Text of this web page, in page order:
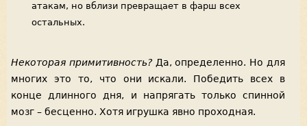
атакам, но вблизи превращает в фарш всех
остальных.
Некоторая примитивность?Да, определенно. Но для
многих это то, что они искали. Победить всех в
конце длинного дня, и напрягать только спинной
мозг – бесценно. Хотя игрушка явно проходная.